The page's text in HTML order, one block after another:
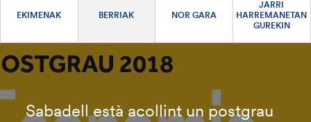
EKIMENAK BERRIAK NOR GARA
JARRI
HARREMANETAN
GUREKIN
Sabadell està acollint un postgrau